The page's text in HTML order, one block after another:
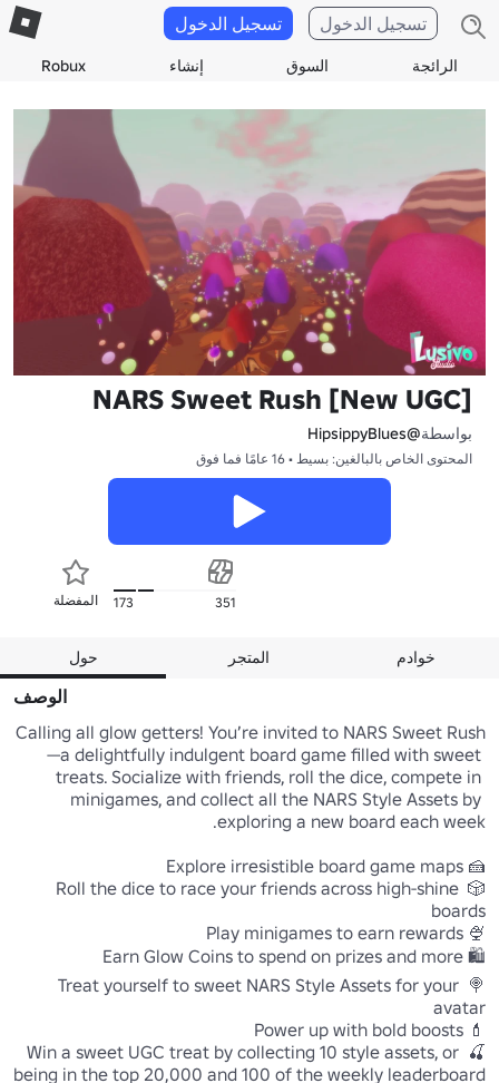
الرائجة السوق إنشاء Robux
تسجيل الدخول تسجيل الدخول
NARS Sweet Rush [New UGC]
بواسطة@HipsippyBlues
المحتوى الخاص بالبالغين: بسيط • 16 عامًا فما فوق
المفضلة 173 351
حول المتجر خوادم
الوصف
Calling all glow getters! You’re invited to NARS Sweet Rush
—a delightfully indulgent board game filled with sweet
treats. Socialize with friends, roll the dice, compete in
minigames, and collect all the NARS Style Assets by
🎲 Roll the dice to race your friends across high-shine
🍭 Treat yourself to sweet NARS Style Assets for your
🍒 Win a sweet UGC treat by collecting 10 style assets, or